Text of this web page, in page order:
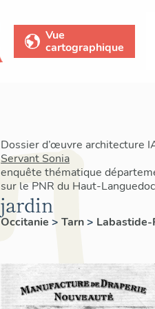
Vue
cartographique
Dossier d’œuvre architecture
Servant Sonia
enquête thématique
sur le PNR du Haut-Languedoc
jardin
Occitanie > Tarn> Labastide-